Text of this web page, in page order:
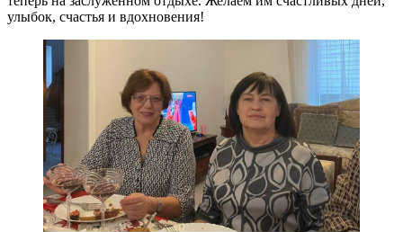
улыбок, счастья и вдохновения!